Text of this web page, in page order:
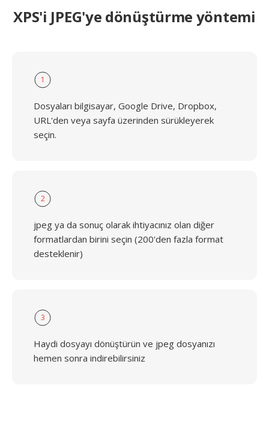
XPS'i JPEG'ye dönüştürme yöntemi
1
Dosyaları bilgisayar, Google Drive, Dropbox,
URL'den veya sayfa üzerinden sürükleyerek
seçin.
2
jpeg ya da sonuç olarak ihtiyacınız olan diğer
formatlardan birini seçin (200'den fazla format
desteklenir)
3
Haydi dosyayı dönüştürün ve jpeg dosyanızı
hemen sonra indirebilirsiniz